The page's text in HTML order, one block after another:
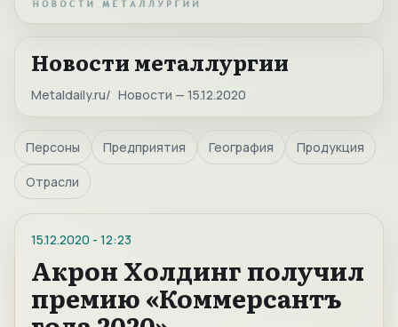
Новости металлургии
Metaldaily.ru Новости — 15.12.2020
Персоны Предприятия География Продукция
Отрасли
15.12.2020 - 12:23
Акрон Холдинг получил
премию «Коммерсантъ